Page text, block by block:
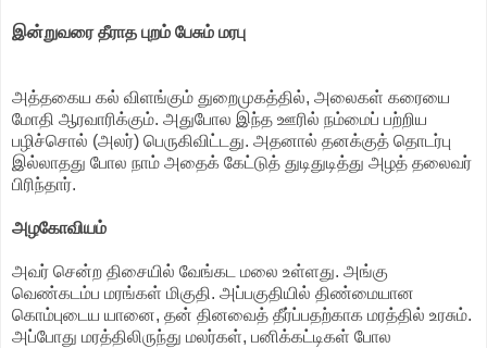
இன்றுவரை தீராத புறம் பேசும் மரபு
அத்தகைய கல் விளங்கும் துறைமுகத்தில், அலைகள் கரையை
மோதி ஆரவாரிக்கும். அதுபோல இந்த ஊரில் நம்மைப் பற்றிய
பழிச்சொல் (அலர்) பெருகிவிட்டது. அதனால் தனக்குத் தொடர்பு
இல்லாதது போல நாம் அதைக் கேட்டுத் துடிதுடித்து அழத் தலைவர்
பிரிந்தார்.
அழகோவியம்
அவர் சென்ற திசையில் வேங்கட மலை உள்ளது. அங்கு
வெண்கடம்ப மரங்கள் மிகுதி. அப்பகுதியில் திண்மையான
கொம்புடைய யானை, தன் தினவைத் தீர்ப்பதற்காக மரத்தில் உரசும்.
அப்போது மரத்திலிருந்து மலர்கள், பனிக்கட்டிகள் போல